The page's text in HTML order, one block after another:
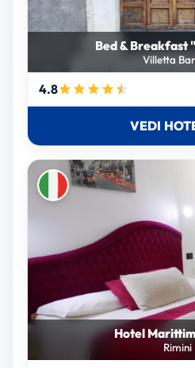
Bed & Breakfast
Villetta
4.8
VEDI
Hotel
Rimini